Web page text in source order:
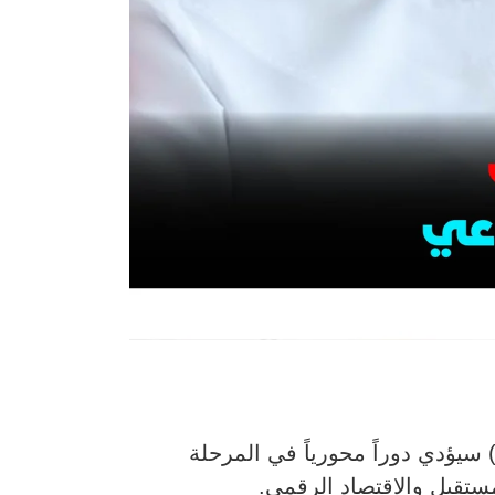
الوكيلي (Agentic AI) سيؤدي دوراً محورياً في المرحلة
والاقتصاد الرقمي.